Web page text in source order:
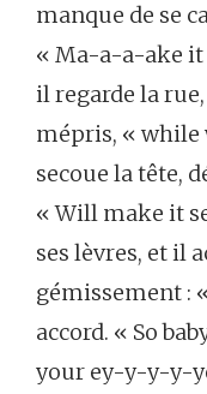
manque de se
« Ma-a-a-ake it
ilregarde larue,
mépris, « while
secoue latête,
« Will make it
ses lèvres, etil
gémissement :
accord. « So
your ey-y-y-y-